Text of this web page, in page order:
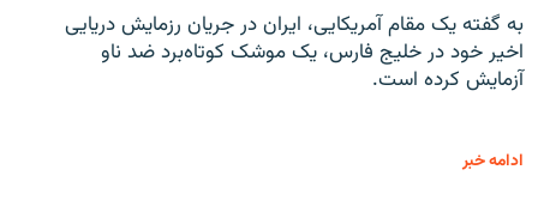
به گفته یک مقام آمریکایی، ایران در جریان رزمایش دریایی
اخیر خود در خلیج فارس، یک موشک کوتاه‌برد ضد ناو
آزمایش کرده است.
ادامه خبر